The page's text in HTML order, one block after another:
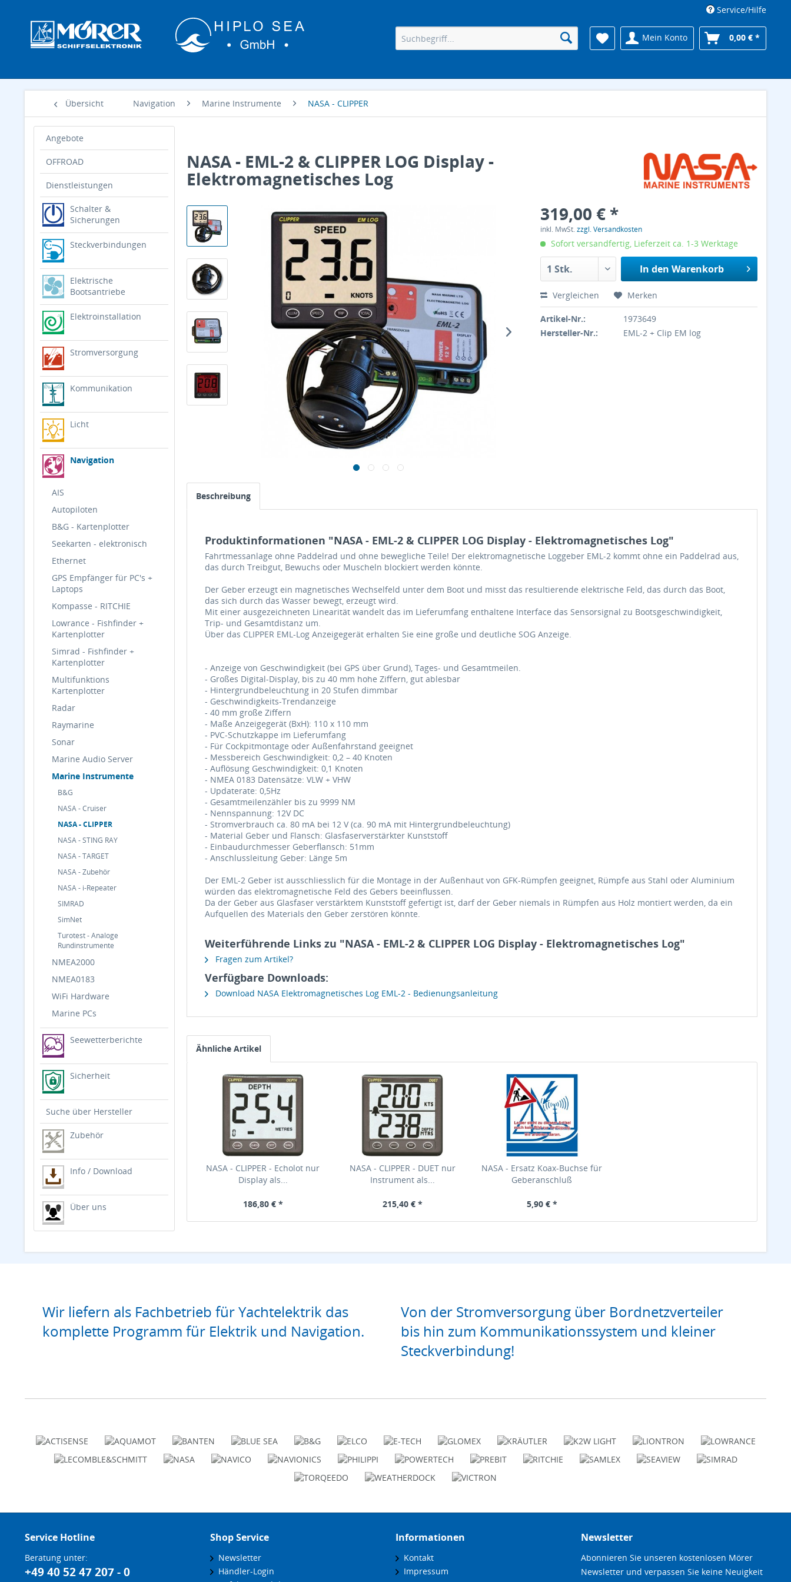
Service/Hilfe
Mein Konto 0,00 € *
Übersicht Navigation Marine Instrumente NASA - CLIPPER
Angebote
OFFROAD
Dienstleistungen
Schalter &
Sicherungen
Steckverbindungen
Elektrische
Bootsantriebe
Elektroinstallation
Stromversorgung
Kommunikation
Licht
Navigation
AIS
Autopiloten
B&G - Kartenplotter
Seekarten - elektronisch
Ethernet
GPS Empfänger für PC's +
Laptops
Kompasse - RITCHIE
Lowrance - Fishfinder +
Kartenplotter
Simrad - Fishfinder +
Kartenplotter
Multifunktions
Kartenplotter
Radar
Raymarine
Sonar
Marine Audio Server
Marine Instrumente
B&G
NASA - Cruiser
NASA - CLIPPER
NASA - STING RAY
NASA - TARGET
NASA - Zubehör
NASA - i-Repeater
SIMRAD
SimNet
Turotest - Analoge
Rundinstrumente
NMEA2000
NMEA0183
WiFi Hardware
Marine PCs
Seewetterberichte
Sicherheit
Suche über Hersteller
Zubehör
Info / Download
Über uns
NASA - EML-2 & CLIPPER LOG Display -
Elektromagnetisches Log
319,00 € *
inkl. MwSt.zzgl. Versandkosten
Sofort versandfertig, Lieferzeit ca. 1-3 Werktage
In den Warenkorb
Vergleichen Merken
Artikel-Nr.:
1973649
Hersteller-Nr.:
EML-2 + Clip EM log
Beschreibung
Produktinformationen "NASA - EML-2 & CLIPPER LOG Display - Elektromagnetisches Log"
Fahrtmessanlage ohne Paddelrad und ohne bewegliche Teile! Der elektromagnetische Loggeber EML-2 kommt ohne ein Paddelrad aus,
das durch Treibgut, Bewuchs oder Muscheln blockiert werden könnte.
Der Geber erzeugt ein magnetisches Wechselfeld unter dem Boot und misst das resultierende elektrische Feld, das durch das Boot,
das sich durch das Wasser bewegt, erzeugt wird.
Mit einer ausgezeichneten Linearität wandelt das im Lieferumfang enthaltene Interface das Sensorsignal zu Bootsgeschwindigkeit,
Trip- und Gesamtdistanz um.
Über das CLIPPER EML-Log Anzeigegerät erhalten Sie eine große und deutliche SOG Anzeige.
- Anzeige von Geschwindigkeit (bei GPS über Grund), Tages- und Gesamtmeilen.
- Großes Digital-Display, bis zu 40 mm hohe Ziffern, gut ablesbar
- Hintergrundbeleuchtung in 20 Stufen dimmbar
- Geschwindigkeits-Trendanzeige
- 40 mm große Ziffern
- Maße Anzeigegerät (BxH): 110 x 110 mm
- PVC-Schutzkappe im Lieferumfang
- Für Cockpitmontage oder Außenfahrstand geeignet
- Messbereich Geschwindigkeit: 0,2 – 40 Knoten
- Auflösung Geschwindigkeit: 0,1 Knoten
- NMEA 0183 Datensätze: VLW + VHW
- Updaterate: 0,5Hz
- Gesamtmeilenzähler bis zu 9999 NM
- Nennspannung: 12V DC
- Stromverbrauch ca. 80 mA bei 12 V (ca. 90 mA mit Hintergrundbeleuchtung)
- Material Geber und Flansch: Glasfaserverstärkter Kunststoff
- Einbaudurchmesser Geberflansch: 51mm
- Anschlussleitung Geber: Länge 5m
Der EML-2 Geber ist ausschliesslich für die Montage in der Außenhaut von GFK‐Rümpfen geeignet, Rümpfe aus Stahl oder Aluminium
würden das elektromagnetische Feld des Gebers beeinflussen.
Da der Geber aus Glasfaser verstärktem Kunststoff gefertigt ist, darf der Geber niemals in Rümpfen aus Holz montiert werden, da ein
Aufquellen des Materials den Geber zerstören könnte.
Weiterführende Links zu "NASA - EML-2 & CLIPPER LOG Display - Elektromagnetisches Log"
Fragen zum Artikel?
Verfügbare Downloads:
Download NASA Elektromagnetisches Log EML-2 - Bedienungsanleitung
Ähnliche Artikel
NASA - CLIPPER - Echolot nur
Display als...
186,80 € *
NASA - CLIPPER - DUET nur
Instrument als...
215,40 € *
NASA - Ersatz Koax-Buchse für
Geberanschluß
5,90 € *
Wir liefern als Fachbetrieb für Yachtelektrik das
komplette Programm für Elektrik und Navigation.
Von der Stromversorgung über Bordnetzverteiler
bis hin zum Kommunikationssystem und kleiner
Steckverbindung!
Service Hotline
Beratung unter:
+49 40 52 47 207 - 0
Shop Service
Newsletter
Händler-Login
Informationen
Kontakt
Impressum
Newsletter
Abonnieren Sie unseren kostenlosen Mörer
Newsletter und verpassen Sie keine Neuigkeit